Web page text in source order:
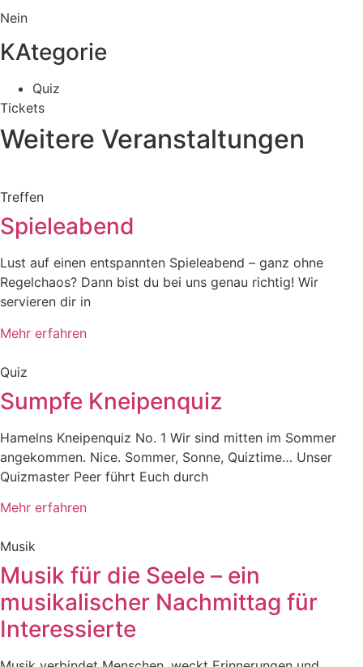
Nein
KAtegorie
Quiz
Tickets
Weitere Veranstaltungen
Treffen
Spieleabend
Lust auf einen entspannten Spieleabend – ganz ohne
Regelchaos? Dann bist du bei uns genau richtig! Wir
servieren dir in
Mehr erfahren
Quiz
Sumpfe Kneipenquiz
Hamelns Kneipenquiz No. 1 Wir sind mitten im Sommer
angekommen. Nice. Sommer, Sonne, Quiztime… Unser
Quizmaster Peer führt Euch durch
Mehr erfahren
Musik
Musik für die Seele – ein
musikalischer Nachmittag für
Interessierte